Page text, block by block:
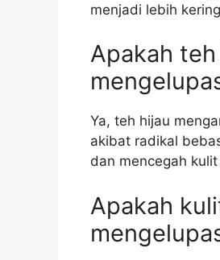
menjadi lebih
Apakah
Ya, teh hijau
akibat radikal
dan mencegah
Apakah